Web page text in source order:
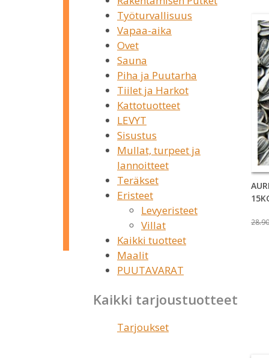
28.90
Työturvallisuus
Vapaa-aika
Ovet
Sauna
Piha ja Puutarha
Tiilet ja Harkot
Kattotuotteet
LEVYT
Sisustus
Mullat, turpeet ja
lannoitteet
Teräkset
Eristeet
Levyeristeet
Villat
Kaikki tuotteet
Maalit
PUUTAVARAT
Kaikki tarjoustuotteet
Tarjoukset